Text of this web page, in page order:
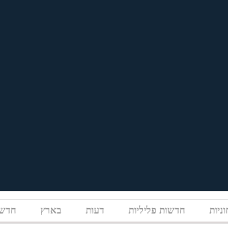
חדשות פליליות דעות בארץ